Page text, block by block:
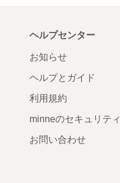
ヘルプセンター
お知らせ
ヘルプとガイド
利用規約
minneのセキュリティ
お問い合わせ